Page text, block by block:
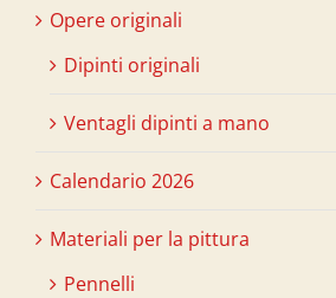
Opere originali
Dipinti originali
Ventagli dipinti a mano
Calendario 2026
Materiali per la pittura
Pennelli